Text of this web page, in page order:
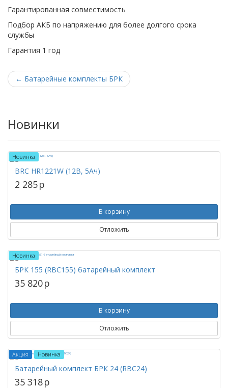
Гарантированная совместимость
Подбор АКБ по напряжению для более долгого срока
службы
Гарантия 1 год
← Батарейные комплекты БРК
Новинки
Новинка
BRC HR1221W (12В, 5Ач)
2 285p
В корзину
Отложить
Новинка
БРК 155 (RBC155) батарейный комплект
35 820p
В корзину
Отложить
Акция Новинка
Батарейный комплект БРК 24 (RBC24)
35 318p